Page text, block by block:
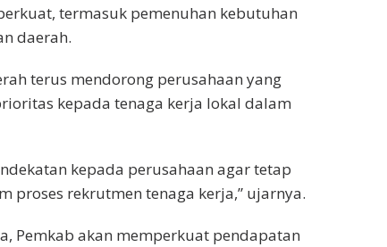
termasuk pemenuhan kebutuhan
daerah.
terus mendorong perusahaan yang
kepada tenaga kerja lokal dalam
kepada perusahaan agar tetap
proses rekrutmen tenaga kerja,” ujarnya.
Pemkab akan memperkuat pendapatan